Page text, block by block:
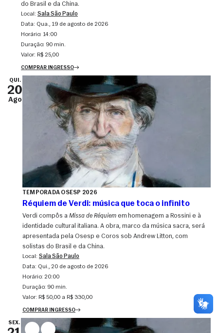
do Brasil e da China.
Local: Sala São Paulo
Data:
qua., 19 de agosto de 2026
Horário: 14:00
Duração: 90 min.
Valor: R$ 25,00
COMPRAR INGRESSO
QUI.
20
Ago
TEMPORADA OSESP 2026
Réquiem de Verdi: música que toca o infinito
Verdi compôs a Missa de Réquiem em homenagem a Rossini e à
identidade cultural italiana. A obra, marco da música sacra, será
apresentada pela Osesp e Coros sob Andrew Litton, com
solistas do Brasil e da China.
Local: Sala São Paulo
Data:
qui., 20 de agosto de 2026
Horário: 20:00
Duração: 90 min.
Valor: R$ 50,00 a R$ 330,00
COMPRAR INGRESSO
SEX.